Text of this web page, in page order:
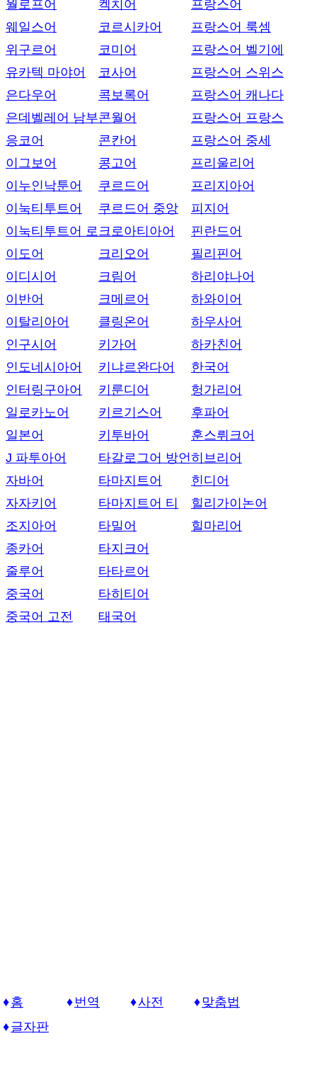
월로프어
웨일스어
위구르어
유카텍 마야어
은다우어
은데벨레어 남부
응코어
이그보어
이누인낙툰어
이눅티투트어
이눅티투트어 로
이도어
이디시어
이반어
이탈리아어
인구시어
인도네시아어
인터링구아어
일로카노어
일본어
J 파투아어
자바어
자자키어
조지아어
종카어
줄루어
중국어
중국어 고전
켁치어
코르시카어
코미어
코사어
콕보록어
콘월어
콘칸어
콩고어
쿠르드어
쿠르드어 중앙
크로아티아어
크리오어
크림어
크메르어
클링온어
키가어
키냐르완다어
키룬디어
키르기스어
키투바어
타갈로그어 방언
타마지트어
타마지트어 티
타밀어
타지크어
타타르어
타히티어
태국어
프랑스어
프랑스어 룩셈
프랑스어 벨기에
프랑스어 스위스
프랑스어 캐나다
프랑스어 프랑스
프랑스어 중세
프리울리어
프리지아어
피지어
핀란드어
필리핀어
하리야나어
하와이어
하우사어
하카친어
한국어
헝가리어
후파어
훈스뤼크어
히브리어
힌디어
힐리가이논어
힐마리어
홈 번역 사전
맞춤법
글자판